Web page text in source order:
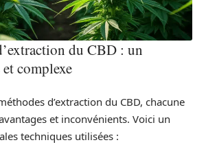
du CBD : un
complexe
d’extraction du CBD, chacune
et inconvénients. Voici un
techniques utilisées :